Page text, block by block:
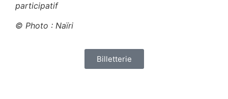
participatif
© Photo : Naïri
Billetterie